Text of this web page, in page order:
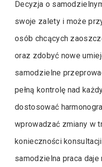
Decyzja o
swoje zalety i może
osób chcących
oraz zdobyć nowe
samodzielne
pełną kontrolę nad
dostosować
wprowadzać zmiany w
konieczności
samodzielna praca